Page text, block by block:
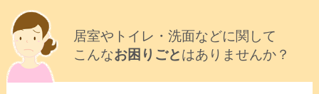
居室やトイレ・洗面などに関して
こんなお困りごとはありませんか？